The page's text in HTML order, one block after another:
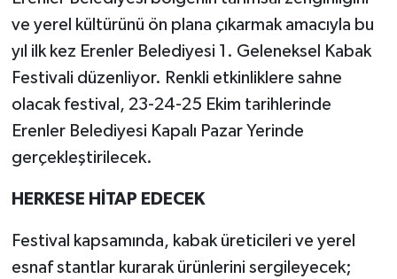
ve yerel kültürünü ön plana çıkarmak amacıyla bu
yıl ilk kez Erenler Belediyesi 1. Geleneksel Kabak
Festivali düzenliyor. Renkli etkinliklere sahne
olacak festival, 23-24-25 Ekim tarihlerinde
Erenler Belediyesi Kapalı Pazar Yerinde
gerçekleştirilecek.
HERKESE HİTAP EDECEK
Festival kapsamında, kabak üreticileri ve yerel
esnaf stantlar kurarak ürünlerini sergileyecek;